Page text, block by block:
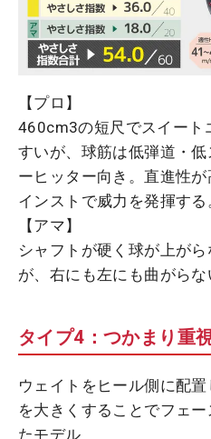
【プロ】
460cm3の短尺でスイート
すいが、球筋は低弾道・
ーヒッター向き。直進性
インストで威力を発揮する
【アマ】
シャフトが硬く球が上が
が、右にも左にも曲がらな
タイプ4：つかまり重
ウェイトをヒール側に配
を大きくすることでフェ
たモデル